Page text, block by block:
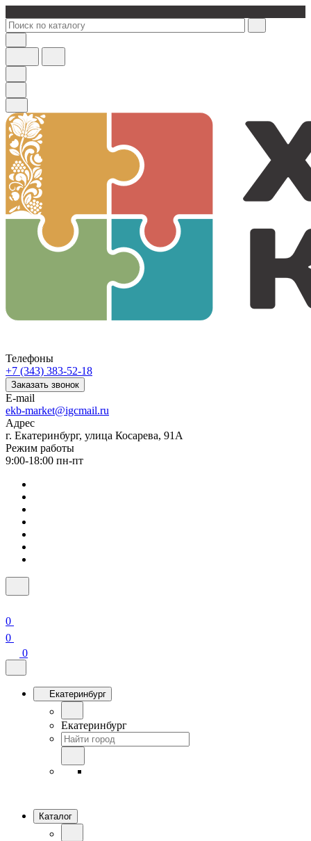
Телефоны
+7 (343) 383-52-18
Заказать звонок
E-mail
ekb-market@igcmail.ru
Адрес
г. Екатеринбург, улица Косарева, 91А
Режим работы
9:00-18:00 пн-пт
0
0
0
Екатеринбург
Екатеринбург
Каталог